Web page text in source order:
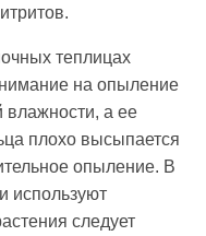
теплицах
на опыление
влажности, а ее
плохо высыпается
опыление. В
используют
следует